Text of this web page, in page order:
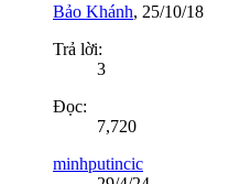
Bảo Khánh, 25/10/18
Trả lời:
3
Đọc:
7,720
minhputincic